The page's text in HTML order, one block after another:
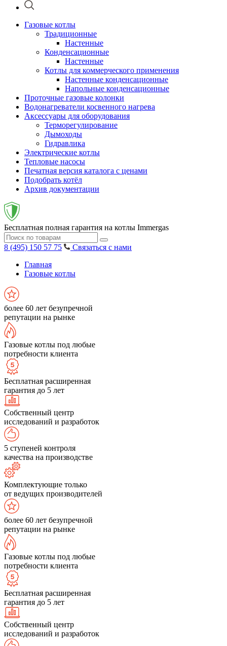
Газовые котлы
Традиционные
Настенные
Конденсационные
Настенные
Котлы для коммерческого применения
Настенные конденсационные
Напольные конденсационные
Проточные газовые колонки
Водонагреватели косвенного нагрева
Аксессуары для оборудования
Терморегулирование
Дымоходы
Гидравлика
Электрические котлы
Тепловые насосы
Печатная версия каталога с ценами
Подобрать котёл
Архив документации
Бесплатная полная гарантия на котлы Immergas
8 (495) 150 57 75
Связаться с нами
Главная
Газовые котлы
более 60 лет безупречной
репутации на рынке
Газовые котлы под любые
потребности клиента
Бесплатная расширенная
гарантия до 5 лет
Собственный центр
исследований и разработок
5 ступеней контроля
качества на производстве
Комплектующие только
от ведущих производителей
более 60 лет безупречной
репутации на рынке
Газовые котлы под любые
потребности клиента
Бесплатная расширенная
гарантия до 5 лет
Собственный центр
исследований и разработок